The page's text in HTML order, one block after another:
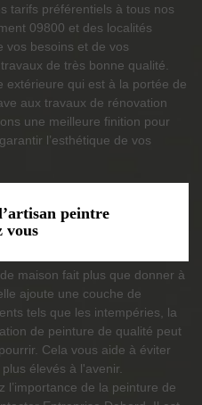
tarifs préférentiels à tous nos
09800 et des localités
vos besoins et de vos
de très bonne qualité.
extérieure qui est à la portée de
aux travaux de rénovation
une meilleure finition pour
l’esthétique de vos
peintre
vous
maison fait plus que donner à
ajoute une couche de
tels que les intempéries, la
de peinture de qualité peut
Cela vous aide à éviter
élevés à l'avenir.
l’importance de la peinture de